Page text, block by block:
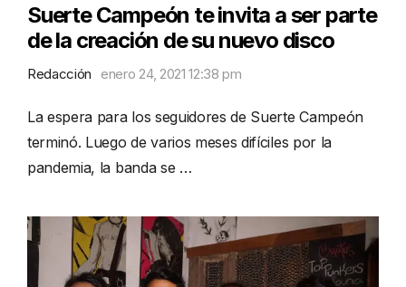
Suerte Campeón te invita a ser parte
de la creación de su nuevo disco
Redacción enero 24, 2021 12:38 pm
La espera para los seguidores de Suerte Campeón
terminó. Luego de varios meses difíciles por la
pandemia, la banda se …